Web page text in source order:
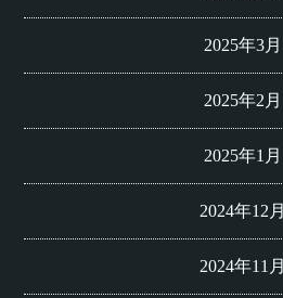
2025年3月
2025年2月
2025年1月
2024年12月
2024年11月